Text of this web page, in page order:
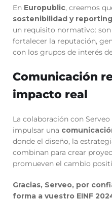
En Europublic, creemos
sostenibilidad y reporting
un requisito normativo:
fortalecer la reputación,
con los grupos de interés
Comunicación
impacto real
La colaboración con
impulsar una
donde el diseño, la
combinan para crear
promueven el cambio
Gracias, Serveo, por
forma a vuestro EINF